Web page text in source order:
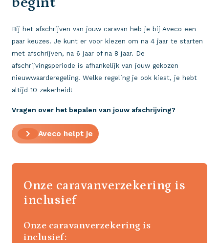
Bij het afschrijven van jouw caravan heb je bij Aveco een
paar keuzes. Je kunt er voor kiezen om na 4 jaar te starten
met afschrijven, na 6 jaar of na 8 jaar. De
afschrijvingsperiode is afhankelijk van jouw gekozen
nieuwwaarderegeling. Welke regeling je ook kiest, je hebt
altijd 10 zekerheid!
Vragen over het bepalen van jouw afschrijving?
Aveco helpt je
Onze caravanverzekering is
inclusief
Onze caravanverzekering is
inclusief: